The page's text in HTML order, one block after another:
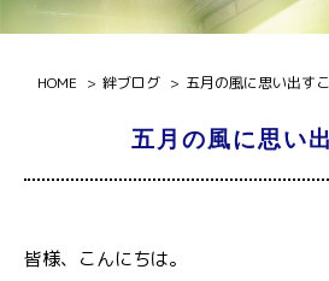
HOME 絆ブログ 五月の風に思い出す
五月の風に思い
皆様、こんにちは。